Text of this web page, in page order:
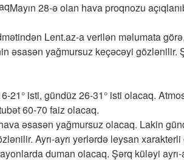
Mayın 28-ə olan hava proqnozu
Lent.az-a verilən məlumata
əsasən yağmursuz keçəcəyi
21° isti, gündüz 26-31° isti olacaq.
60-70 faiz olacaq.
əsasən yağmursuz olacaq. Lakin
Ayrı-ayrı yerlərdə leysan
duman olacaq. Şərq küləyi